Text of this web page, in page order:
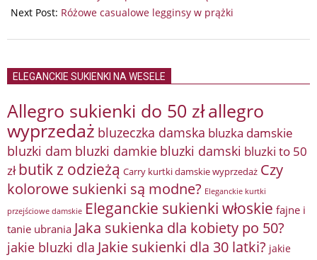
02
Next Post: Różowe casualowe legginsy w prążki
ELEGANCKIE SUKIENKI NA WESELE
Allegro sukienki do 50 złallegro
wyprzedaż bluzeczka damska bluzka damskie
bluzki dam bluzki damkie bluzki damski bluzki to 50
zł butik z odzieżą Carry kurtki damskie wyprzedaż Czy
kolorowe sukienki są modne? Eleganckie kurtki
przejściowe damskie Eleganckie sukienki włoskie fajne i
tanie ubrania Jaka sukienka dla kobiety po 50?
jakie bluzki dla Jakie sukienki dla 30 latki? jakie